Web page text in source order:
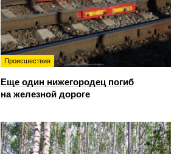
Происшествия
Еще один нижегородец погиб
на железной дороге